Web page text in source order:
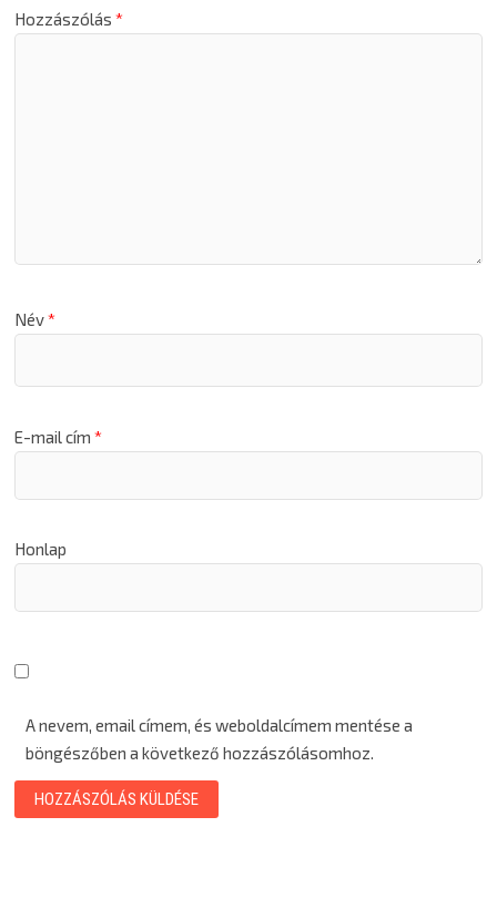
Hozzászólás*
Név*
E-mail cím*
Honlap
A nevem, email címem, és weboldalcímem mentése a
böngészőben a következő hozzászólásomhoz.